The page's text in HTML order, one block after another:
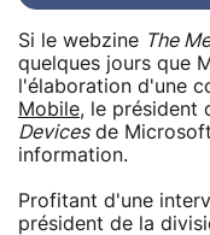
Si le webzine The
quelques jours que
l'élaboration d'une
Mobile, le président
Devicesde
information.
Profitant d'une
président de la